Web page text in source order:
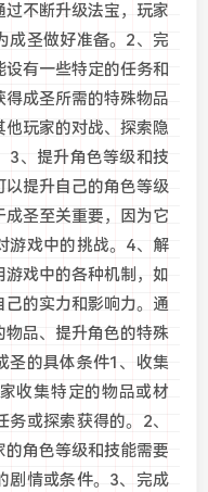
不断升级法宝，玩家
成圣做好准备。2、完
有一些特定的任务和
成圣所需的特殊物品
玩家的对战、探索隐
3、提升角色等级和技
提升自己的角色等级
圣至关重要，因为它
游戏中的挑战。4、解
戏中的各种机制，如
的实力和影响力。通
品、提升角色的特殊
圣的具体条件1、收集
收集特定的物品或材
或探索获得的。2、
角色等级和技能需要
剧情或条件。3、完成